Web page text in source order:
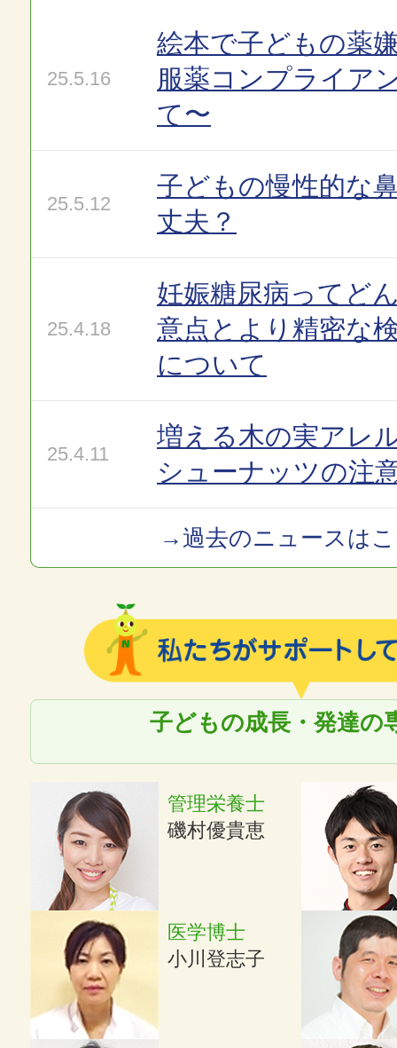
25.5.16
絵本で子どもの薬
服薬コンプライア
て〜
25.5.12
子どもの慢性的な
丈夫？
25.4.18
妊娠糖尿病ってど
意点とより精密な
について
25.4.11
増える木の実アレ
シューナッツの注
→過去のニュースは
子どもの成長・発達の
管理栄養士
磯村優貴恵
医学博士
小川登志子